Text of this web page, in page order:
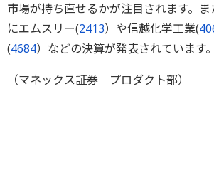
市場が持ち直せるかが注目されます。
にエムスリー(2413）や信越化学工業(
(4684）などの決算が発表されています。
（マネックス証券 プロダクト部）